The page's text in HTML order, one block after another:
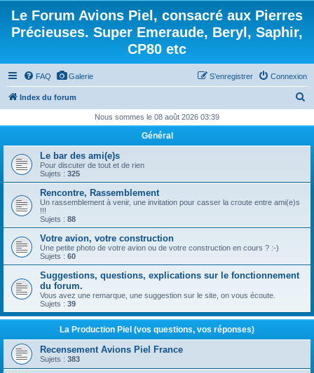
Le Forum Avions Piel, consacré aux Pierres
Précieuses. Super Emeraude, Beryl, Saphir,
CP80 etc
FAQ Galerie Connexion
S’enregistrer
Index du forum
h
r
e
Nous sommes le 08 août 2026 03:39
Général
Le bar des ami(e)s
Pour discuter de tout et de rien
Sujets : 325
Rencontre, Rassemblement
Un rassemblement à venir, une invitation pour casser la croute entre ami(e)s
!!!
Sujets : 88
Votre avion, votre construction
Une petite photo de votre avion ou de votre construction en cours ? :-)
Sujets : 60
Suggestions, questions, explications sur le fonctionnement
du forum.
Vous avez une remarque, une suggestion sur le site, on vous écoute.
Sujets : 39
La Production Piel (vos questions, vos réponses)
Recensement Avions Piel France
Sujets : 383